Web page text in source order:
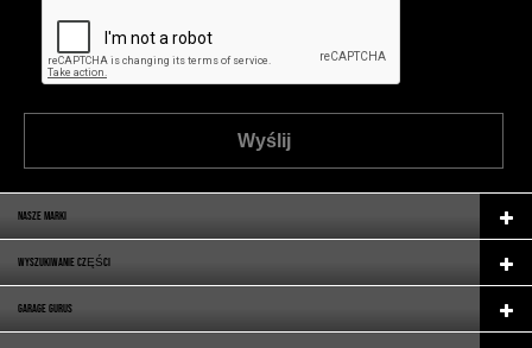
Wyślij
NASZE MARKI
WYSZUKIWANIE CZĘŚCI
GARAGE GURUS